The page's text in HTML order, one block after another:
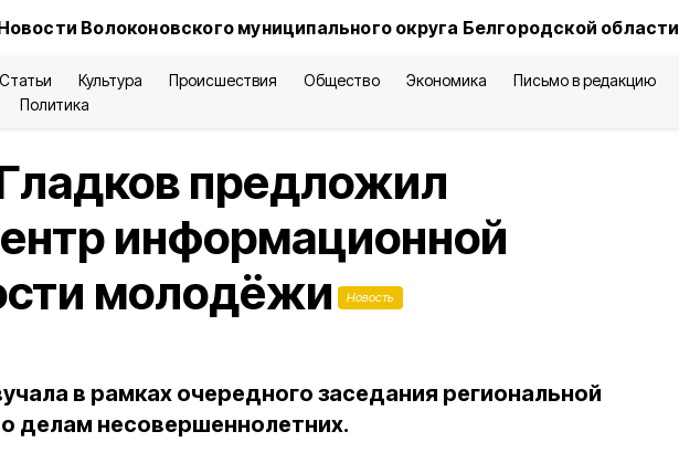
Волоконовского муниципального округа Белгородской области
Статьи Культура Происшествия Общество Экономика Письмо в редакцию
Политика
предложил
информационной
молодёжи
Новость
в рамках очередного заседания региональной
делам несовершеннолетних.